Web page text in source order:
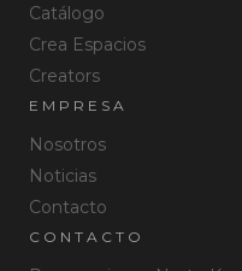
Catálogo
Crea Espacios
Creators
EMPRESA
Nosotros
Noticias
Contacto
CONTACTO